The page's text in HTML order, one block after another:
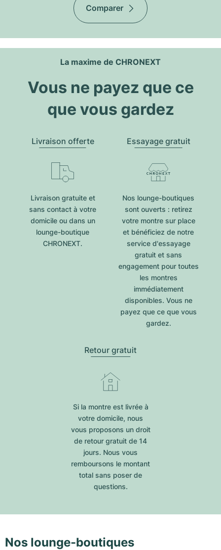
Comparer
La maxime de CHRONEXT
Vous ne payez que ce
que vous gardez
Livraison offerte
Livraison gratuite et
sans contact à votre
domicile ou dans un
lounge-boutique
CHRONEXT.
Essayage gratuit
Nos lounge-boutiques
sont ouverts : retirez
votre montre sur place
et bénéficiez de notre
service d'essayage
gratuit et sans
engagement pour toutes
les montres
immédiatement
disponibles. Vous ne
payez que ce que vous
gardez.
Retour gratuit
Si la montre est livrée à
votre domicile, nous
vous proposons un droit
de retour gratuit de 14
jours. Nous vous
remboursons le montant
total sans poser de
questions.
Nos lounge-boutiques